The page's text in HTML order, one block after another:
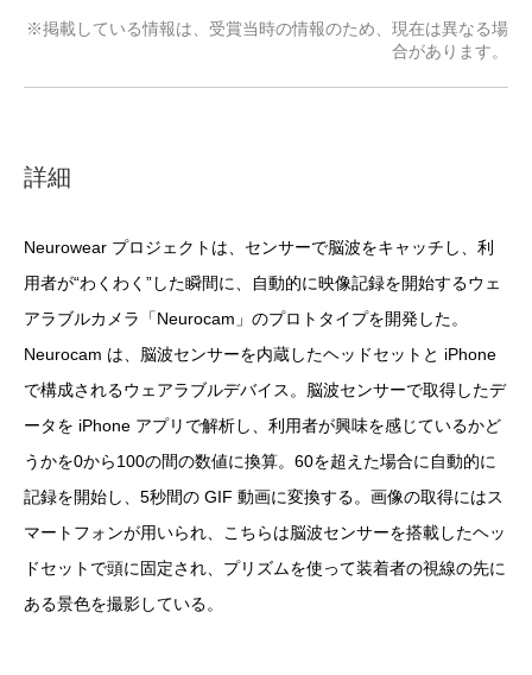
※掲載している情報は、受賞当時の情報のため、現在は異なる場
合があります。
詳細
Neurowear プロジェクトは、センサーで脳波をキャッチし、利
用者が“わくわく”した瞬間に、自動的に映像記録を開始するウェ
アラブルカメラ「Neurocam」のプロトタイプを開発した。
Neurocam は、脳波センサーを内蔵したヘッドセットと iPhone
で構成されるウェアラブルデバイス。脳波センサーで取得したデ
ータを iPhone アプリで解析し、利用者が興味を感じているかど
うかを0から100の間の数値に換算。60を超えた場合に自動的に
記録を開始し、5秒間の GIF 動画に変換する。画像の取得にはス
マートフォンが用いられ、こちらは脳波センサーを搭載したヘッ
ドセットで頭に固定され、プリズムを使って装着者の視線の先に
ある景色を撮影している。